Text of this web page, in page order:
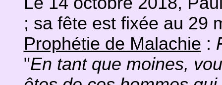
; sa fête est fixée au 29
Prophétie de Malachie :
"En tant que moines,